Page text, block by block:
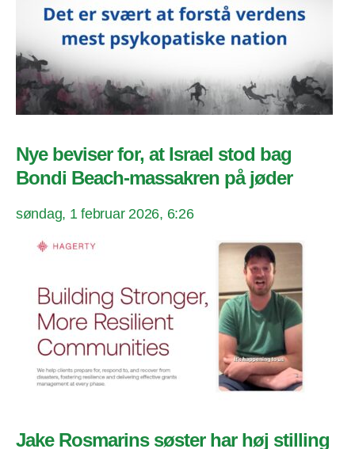
Nye beviser for, at Israel stod bag
Bondi Beach-massakren på jøder
søndag, 1 februar 2026, 6:26
Jake Rosmarins søster har høj stilling